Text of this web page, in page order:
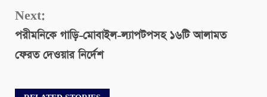
Next:
পরীমনিকে গাড়ি-মোবাইল-ল্যাপটপসহ ১৬টি আলামত
ফেরত দেওয়ার নির্দেশ